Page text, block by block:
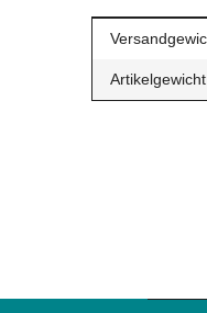
Wert